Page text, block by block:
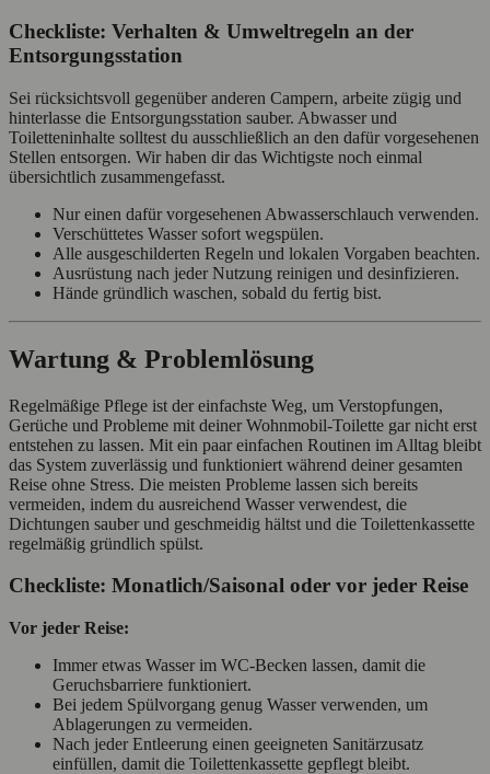
Checkliste: Verhalten & Umweltregeln an der
Entsorgungsstation
Sei rücksichtsvoll gegenüber anderen Campern, arbeite zügig und
hinterlasse die Entsorgungsstation sauber. Abwasser und
Toiletteninhalte solltest du ausschließlich an den dafür vorgesehenen
Stellen entsorgen. Wir haben dir das Wichtigste noch einmal
übersichtlich zusammengefasst.
Nur einen dafür vorgesehenen Abwasserschlauch verwenden.
Verschüttetes Wasser sofort wegspülen.
Alle ausgeschilderten Regeln und lokalen Vorgaben beachten.
Ausrüstung nach jeder Nutzung reinigen und desinfizieren.
Hände gründlich waschen, sobald du fertig bist.
Wartung & Problemlösung
Regelmäßige Pflege ist der einfachste Weg, um Verstopfungen,
Gerüche und Probleme mit deiner Wohnmobil-Toilette gar nicht erst
entstehen zu lassen. Mit ein paar einfachen Routinen im Alltag bleibt
das System zuverlässig und funktioniert während deiner gesamten
Reise ohne Stress. Die meisten Probleme lassen sich bereits
vermeiden, indem du ausreichend Wasser verwendest, die
Dichtungen sauber und geschmeidig hältst und die Toilettenkassette
regelmäßig gründlich spülst.
Checkliste: Monatlich/Saisonal oder vor jeder Reise
Vor jeder Reise:
Immer etwas Wasser im WC‑Becken lassen, damit die
Geruchsbarriere funktioniert.
Bei jedem Spülvorgang genug Wasser verwenden, um
Ablagerungen zu vermeiden.
Nach jeder Entleerung einen geeigneten Sanitärzusatz
einfüllen, damit die Toilettenkassette gepflegt bleibt.